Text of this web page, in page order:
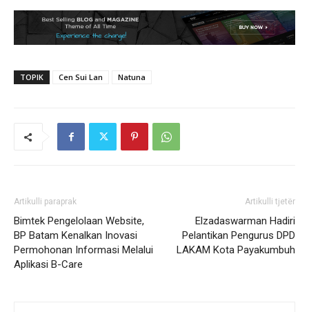
TOPIK Cen Sui Lan Natuna
Artikulli paraprak
Bimtek Pengelolaan Website,
BP Batam Kenalkan Inovasi
Permohonan Informasi Melalui
Aplikasi B-Care
Artikulli tjetër
Elzadaswarman Hadiri
Pelantikan Pengurus DPD
LAKAM Kota Payakumbuh